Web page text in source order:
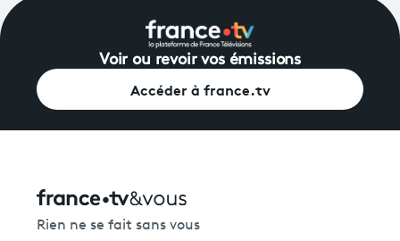
Voir ou revoir vos émissions
Accéder à france.tv
Rien ne se fait sans vous